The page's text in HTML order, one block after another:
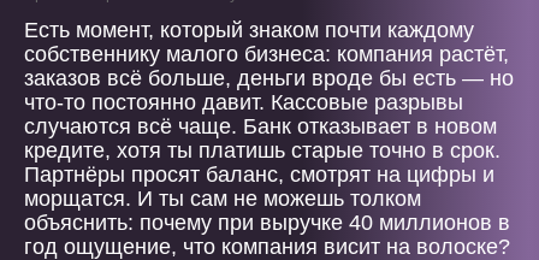
Есть момент, который знаком почти каждому
собственнику малого бизнеса: компания растёт,
заказов всё больше, деньги вроде бы есть — но
что-то постоянно давит. Кассовые разрывы
случаются всё чаще. Банк отказывает в новом
кредите, хотя ты платишь старые точно в срок.
Партнёры просят баланс, смотрят на цифры и
морщатся. И ты сам не можешь толком
объяснить: почему при выручке 40 миллионов в
год ощущение, что компания висит на волоске?